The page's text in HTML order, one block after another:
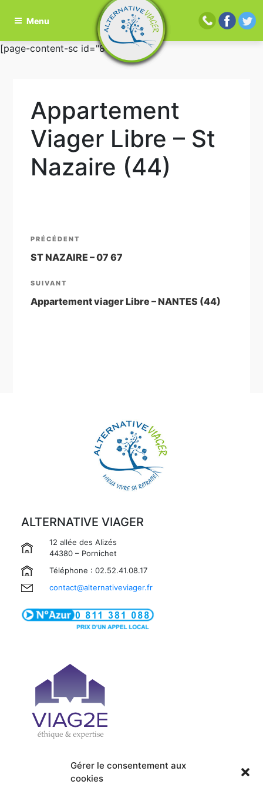
Gérer le consentement aux
cookies
Aller
Menu
[page-content-sc id="81"]
Appartement
Viager Libre – St
Nazaire (44)
Navigation
de
l’article
Article
précédent
PRÉCÉDENT
ST NAZAIRE – 07 67
Article
suivant
SUIVANT
Appartement viager Libre – NANTES (44)
ALTERNATIVE VIAGER
12 allée des Alizés
44380 – Pornichet
Téléphone : 02.52.41.08.17
contact@alternativeviager.fr